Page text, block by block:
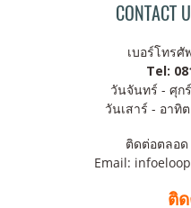
เบอร์โทรศั
Tel:
วันจันทร์ - ศุก
วันเสาร์ - อาทิ
ติดต่อตลอด
Email:
ติ